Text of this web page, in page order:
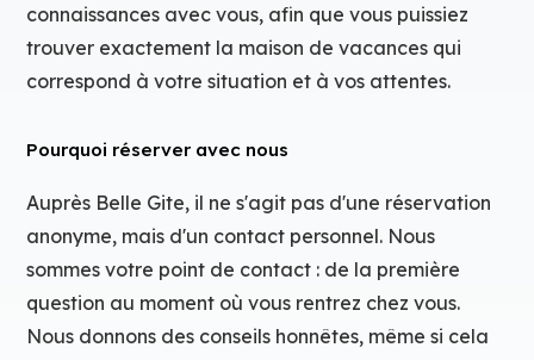
connaissances avec vous, afin que vous puissiez
trouver exactement la maison de vacances qui
correspond à votre situation et à vos attentes.
Pourquoi réserver avec nous
Auprès Belle Gite, il ne s'agit pas d'une réservation
anonyme, mais d'un contact personnel. Nous
sommes votre point de contact : de la première
question au moment où vous rentrez chez vous.
Nous donnons des conseils honnêtes, même si cela